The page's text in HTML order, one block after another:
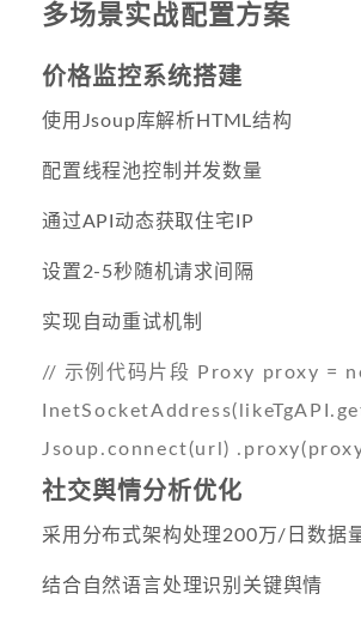
多场景实战配置方案
价格监控系统搭建
使用Jsoup库解析HTML结构
配置线程池控制并发数量
通过API动态获取住宅IP
设置2-5秒随机请求间隔
实现自动重试机制
// 示例代码片段 Proxy proxy =
Jsoup.connect(url)
社交舆情分析优化
采用分布式架构处理200万/日数据
结合自然语言处理识别关键舆情